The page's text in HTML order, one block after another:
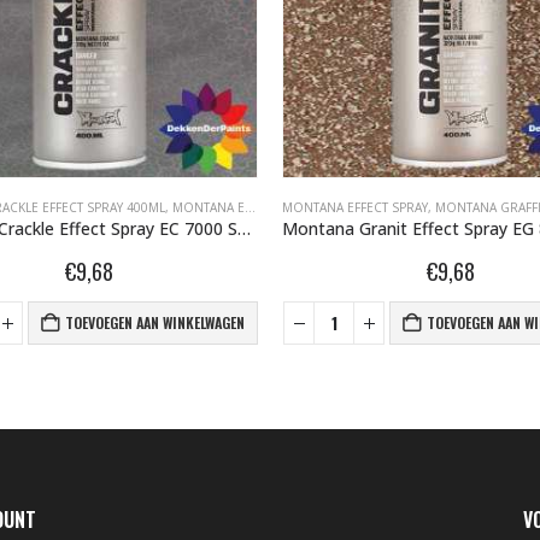
EFFECT SPRAY 400ML
EFFECT SPRAY 400ML, MONTANA EFFECT SPRAY ,MONTANA GRAFFITI SPUITBUSSEN
Montana Crackle Effect Spray EC 7000 Squirrel Grey RAL 7000 400 ml 418464
€9,68
TOEVOEGEN AAN WINKELWAGEN
MONTANA EFFECT SPRAY, MONTANA GRAFFITI
€9,68
TOEVOEGEN AAN